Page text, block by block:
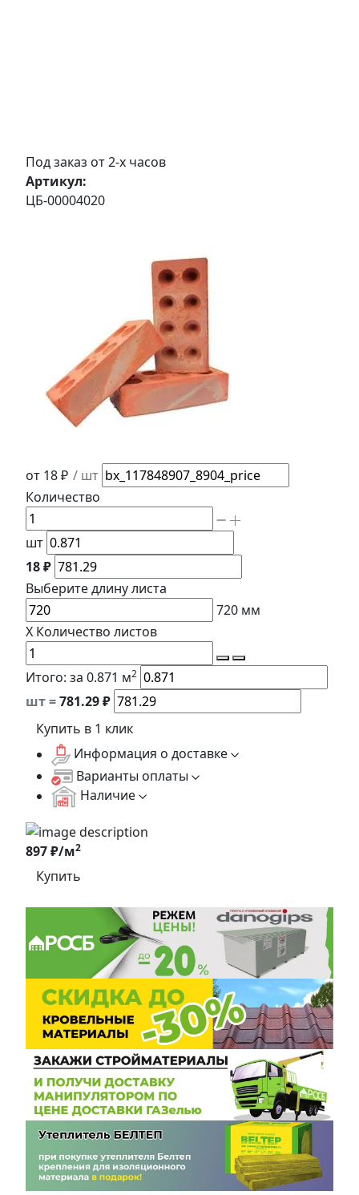
Под заказ от 2-х часов
Артикул:
ЦБ-00004020
от 18 ₽ / шт
Количество
шт
18 ₽
Выберите длинулиста
720 мм
X Количество листов
Итого: за 0.871 м2
шт =781.29₽
Купить в 1 клик
Информация о доставке
Варианты оплаты
Наличие
897 ₽/м2
Купить